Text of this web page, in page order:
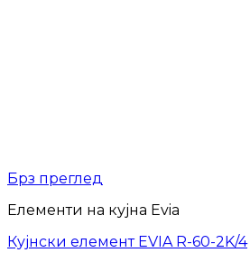
Брз преглед
Елементи на кујна Evia
Кујнски елемент EVIA R-60-2K/4